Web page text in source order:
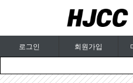
로그인 회원가입